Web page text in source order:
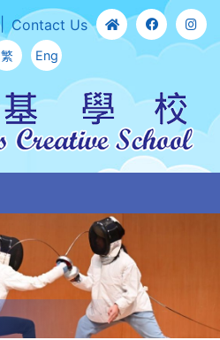
Contact Us
繁 Eng